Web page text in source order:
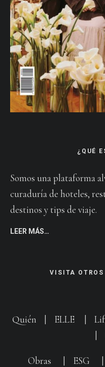
¿QUÉ
Somos una plataforma
curaduría de hoteles,
destinos y tips de viaje.
LEER MÁS…
VISITA OTROS
Quién ELLE
Obras ESG